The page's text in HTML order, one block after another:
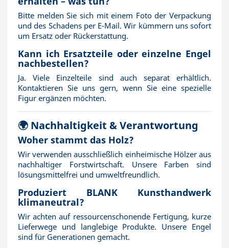
Bitte melden Sie sich mit einem Foto der Verpackung
und des Schadens per E-Mail. Wir kümmern uns sofort
um Ersatz oder Rückerstattung.
Kann ich Ersatzteile oder einzelne Engel
nachbestellen?
Ja. Viele Einzelteile sind auch separat erhältlich.
Kontaktieren Sie uns gern, wenn Sie eine spezielle
Figur ergänzen möchten.
🌍 Nachhaltigkeit & Verantwortung
Woher stammt das Holz?
Wir verwenden ausschließlich einheimische Hölzer aus
nachhaltiger Forstwirtschaft. Unsere Farben sind
lösungsmittelfrei und umweltfreundlich.
Produziert BLANK Kunsthandwerk
klimaneutral?
Wir achten auf ressourcenschonende Fertigung, kurze
Lieferwege und langlebige Produkte. Unsere Engel
sind für Generationen gemacht.